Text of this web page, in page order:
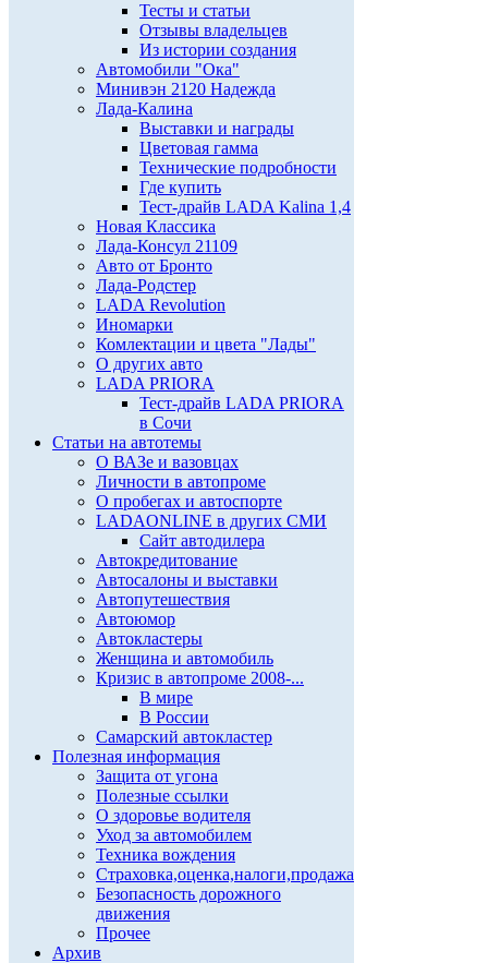
Тесты и статьи
Отзывы владельцев
Из истории создания
Автомобили "Ока"
Минивэн 2120 Надежда
Лада-Калина
Выставки и награды
Цветовая гамма
Технические подробности
Где купить
Тест-драйв LADA Kalina 1,4
Новая Классика
Лада-Консул 21109
Авто от Бронто
Лада-Родстер
LADA Revolution
Иномарки
Комлектации и цвета "Лады"
О других авто
LADA PRIORA
Тест-драйв LADA PRIORA
в Сочи
Статьи на автотемы
О ВАЗе и вазовцах
Личности в автопроме
О пробегах и автоспорте
LADAONLINE в других СМИ
Сайт автодилера
Автокредитование
Автосалоны и выставки
Автопутешествия
Автоюмор
Автокластеры
Женщина и автомобиль
Кризис в автопроме 2008-...
В мире
В России
Самарский автокластер
Полезная информация
Защита от угона
Полезные ссылки
О здоровье водителя
Уход за автомобилем
Техника вождения
Страховка,оценка,налоги,продажа
Безопасность дорожного
движения
Прочее
Архив